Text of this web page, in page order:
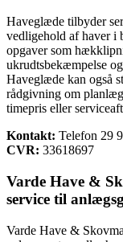
Haveglæde tilbyder
vedligehold af haver i
opgaver som
ukrudtsbekæmpelse
Haveglæde kan også
rådgivning om
timepris eller
Kontakt: Telefon 29
CVR: 33618697
Varde Have &
service til
Varde Have &